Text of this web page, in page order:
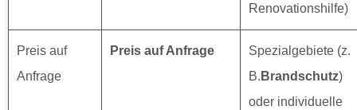
Renovationshilfe)
Preis auf
Anfrage
Preis auf Anfrage
Spezialgebiete (z.
B. Brandschutz)
oder individuelle